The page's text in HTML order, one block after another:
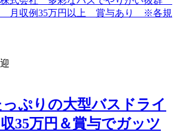
っぷりの大型バスドライ
35万円＆賞与でガッツ